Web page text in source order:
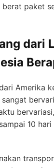
paket
dari
Amerika
10